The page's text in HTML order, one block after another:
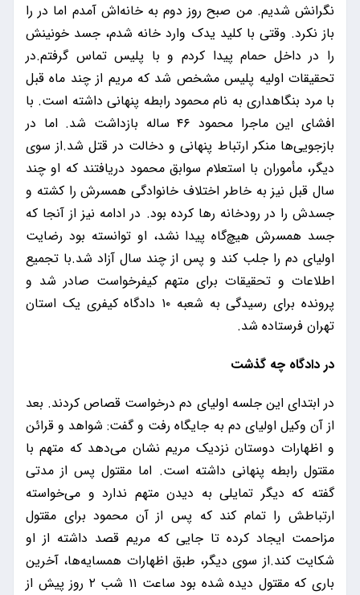
نگرانش شدیم. من صبح روز دوم به خانه‌اش آمدم اما در را
باز نکرد. وقتی با کلید یدک وارد خانه شدم، جسد خونینش
را در داخل حمام پیدا کردم و با پلیس تماس گرفتم.در
تحقیقات اولیه پلیس مشخص شد که مریم از چند ماه قبل
با مرد بنگاهداری به نام محمود رابطه پنهانی داشته است. با
افشای این ماجرا محمود ۴۶ ساله بازداشت شد. اما در
بازجویی‌ها منکر ارتباط پنهانی و دخالت در قتل شد.از سوی
دیگر، مأموران با استعلام سوابق محمود دریافتند که او چند
سال قبل نیز به خاطر اختلاف خانوادگی همسرش را کشته و
جسدش را در رودخانه رها کرده بود. در ادامه نیز از آنجا که
جسد همسرش هیچ‌گاه پیدا نشد، او توانسته بود رضایت
اولیای دم را جلب کند و پس از چند سال آزاد شد.با تجمیع
اطلاعات و تحقیقات برای متهم کیفرخواست صادر شد و
پرونده برای رسیدگی به شعبه ۱۰ دادگاه کیفری یک استان
تهران فرستاده شد.
در دادگاه چه گذشت
در ابتدای این جلسه اولیای دم درخواست قصاص کردند. بعد
از آن وکیل اولیای دم به جایگاه رفت و گفت: شواهد و قرائن
و اظهارات دوستان نزدیک مریم نشان می‌دهد که متهم با
مقتول رابطه پنهانی داشته است. اما مقتول پس از مدتی
گفته که دیگر تمایلی به دیدن متهم ندارد و می‌خواسته
ارتباطش را تمام کند که پس از آن محمود برای مقتول
مزاحمت ایجاد کرده تا جایی که مریم قصد داشته از او
شکایت کند.از سوی دیگر، طبق اظهارات همسایه‌ها، آخرین
باری که مقتول دیده شده بود ساعت ۱۱ شب ۲ روز پیش از